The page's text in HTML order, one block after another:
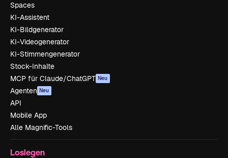
Spaces
KI-Assistent
KI-Bildgenerator
KI-Videogenerator
KI-Stimmengenerator
Stock-Inhalte
MCP für Claude/ChatGPT Neu
Agenten Neu
API
Mobile App
Alle Magnific-Tools
Loslegen